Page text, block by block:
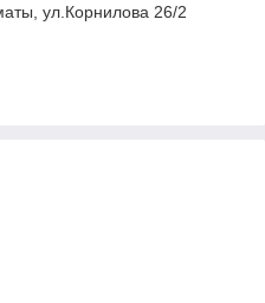
ул.Корнилова 26/2